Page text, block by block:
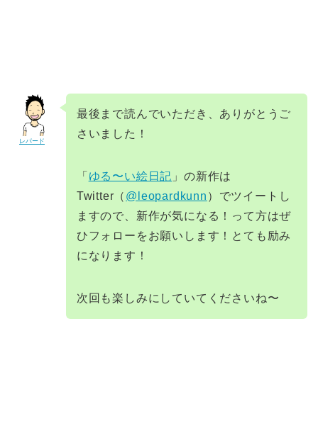
レパード
最後まで読んでいただき、ありがとうご
さいました！
「 ゆる〜い絵日記 」の新作は
Twitter（ @leopardkunn ）でツイートし
ますので、新作が気になる！って方はぜ
ひフォローをお願いします！とても励み
になります！
次回も楽しみにしていてくださいね〜